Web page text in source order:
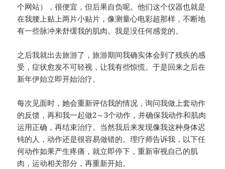
个网站），很便宜，但后果自负呢。他们这个仪器也就是
在我腰上贴上两片小贴片，像测量心电彩超那样，不断地
有一些脉冲来舒缓我的肌肉。我是没任何感觉的。
之后我就出去旅游了，旅游期间我确实体会到了残疾的感
受，症状愈发不可轻视，让我有些惊慌。于是回来之后在
新年伊始立即开始治疗。
每次见面时，她会重新评估我的情况，询问我做上套动作
的反馈，再和我一起做2～3个动作，并确保我动作和肌肉
运用正确，再结束治疗。当然我后来发现像我这种身体迟
钝的人，动作还是很容易做错的。理疗师告诉我，以下任
何动作如果产生疼痛，就立即停下，重新审视自己的肌
肉，运动相关部分，再重新开始。